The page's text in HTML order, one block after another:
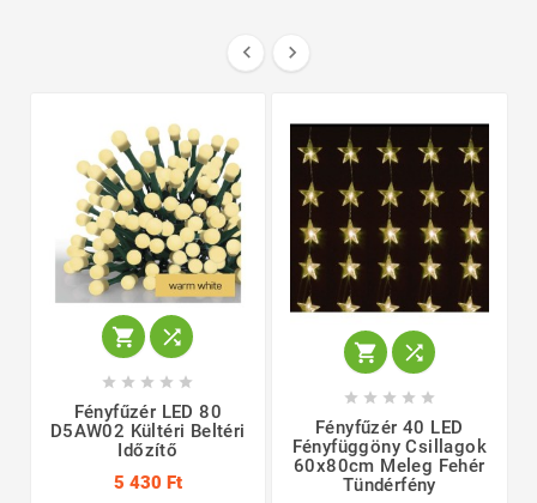
 
 
    
Fényfűzér LED 80
D5AW02 Kültéri Beltéri
Időzítő
5 430 Ft
 
    
Fényfűzér 40 LED
Fényfüggöny Csillagok
60x80cm Meleg Fehér
Tündérfény